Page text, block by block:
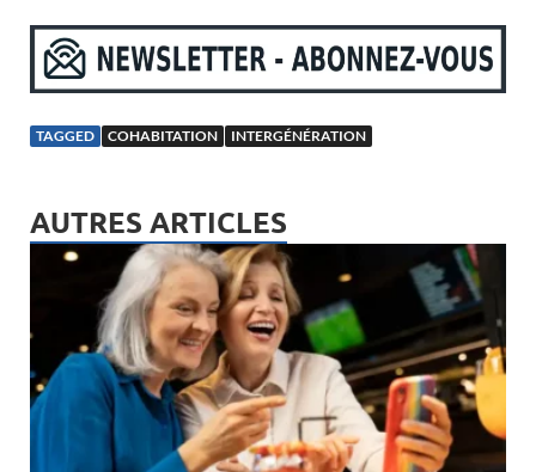
TAGGED COHABITATION INTERGÉNÉRATION
AUTRES ARTICLES